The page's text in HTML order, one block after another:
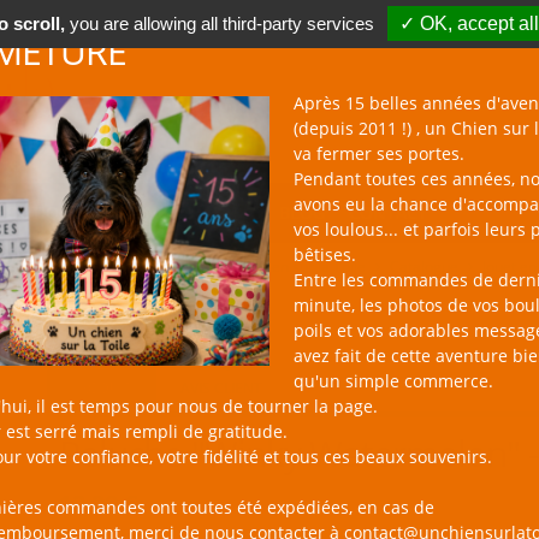
Après 15 belles années
(depuis 2011 !) , un Chien sur
va fermer ses portes.
Pendant toutes ces années,
avons eu la chance
vos loulous... et parfois leurs
bêtises.
Entre les commandes de
minute, les photos de vos
poils et vos adorables
avez fait de cette aventure
qu'un simple commerce.
il est temps pour nous de tourner la page.
est serré mais rempli de gratitude.
votre confiance, votre fidélité et tous ces beaux souvenirs.
commandes ont toutes été expédiées, en cas de
merci de nous contacter à
NAC NOUVEAUTÉS BLOG CONTACT
un Chien sur la Toile Jouet
Peluche "Winky Watermelon" -
12,90 €
scroll,you are allowing all third-party services ✓ OK, accept all